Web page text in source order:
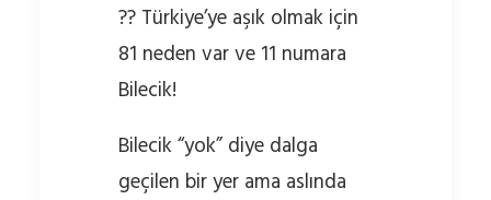
?? Türkiye’ye aşık olmak için
81 neden var ve 11 numara
Bilecik!
Bilecik “yok” diye dalga
geçilen bir yer ama aslında